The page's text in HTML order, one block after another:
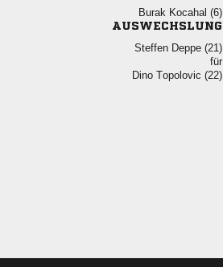
  
AUSWECHSLUNG
  
für
  